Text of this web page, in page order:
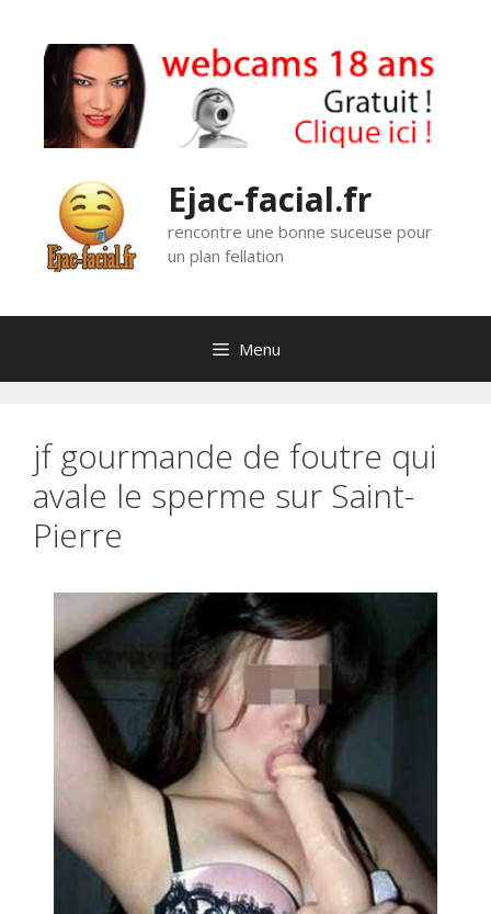
contenu
Ejac-facial.fr
rencontre une bonne suceuse pour
un plan fellation
Menu
jf gourmande de foutre qui
avale le sperme sur Saint-
Pierre